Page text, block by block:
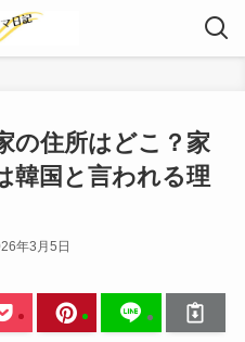
の住所はどこ？家
韓国と言われる理
年3月5日